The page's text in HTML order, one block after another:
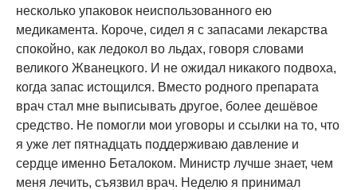
несколько упаковок неиспользованного ею
медикамента. Короче, сидел я с запасами лекарства
спокойно, как ледокол во льдах, говоря словами
великого Жванецкого. И не ожидал никакого подвоха,
когда запас истощился. Вместо родного препарата
врач стал мне выписывать другое, более дешёвое
средство. Не помогли мои уговоры и ссылки на то, что
я уже лет пятнадцать поддерживаю давление и
сердце именно Беталоком. Министр лучше знает, чем
меня лечить, съязвил врач. Неделю я принимал